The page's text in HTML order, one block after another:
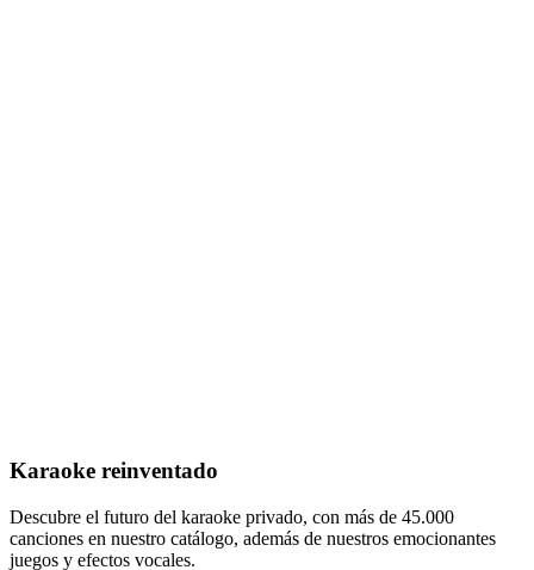
Karaoke reinventado
Descubre el futuro del karaoke privado, con más de 45.000
canciones en nuestro catálogo, además de nuestros emocionantes
juegos y efectos vocales.